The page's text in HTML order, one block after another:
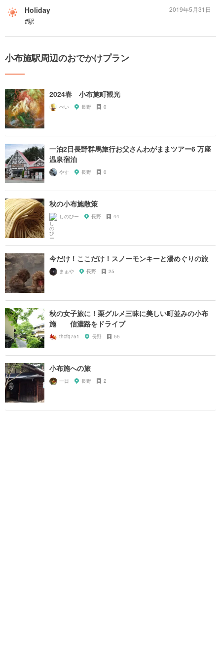
Holiday
#駅
2019年5月31日
小布施駅周辺のおでかけプラン
2024春 小布施町観光
ぺい 長野 0
一泊2日長野群馬旅行お父さんわがままツアー6 万座
温泉宿泊
やす 長野 0
秋の小布施散策
しのびー 長野 44
今だけ！ここだけ！スノーモンキーと湯めぐりの旅
まぁや 長野 25
秋の女子旅に！栗グルメ三昧に美しい町並みの小布
施 信濃路をドライブ
thcfq751 長野 55
小布施への旅
一日 長野 2